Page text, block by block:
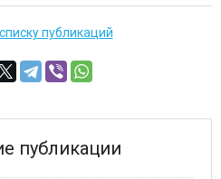
публикаций
публикации